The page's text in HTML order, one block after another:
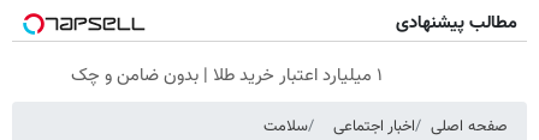
مطالب پیشنهادی
۱ میلیارد اعتبار خرید طلا | بدون ضامن و چک
صفحه اصلی اخبار اجتماعی سلامت